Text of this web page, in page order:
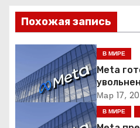
и
п
о
Похожая запись
В МИРЕ
Meta
людей
Мар 17,
В МИРЕ